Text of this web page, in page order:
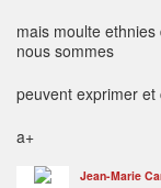
mais moulte
nous sommes
peuvent exprimer
a+
Jean-Marie